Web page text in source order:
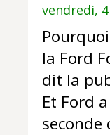
vendredi,
la Ford
dit la
Et Ford
seconde